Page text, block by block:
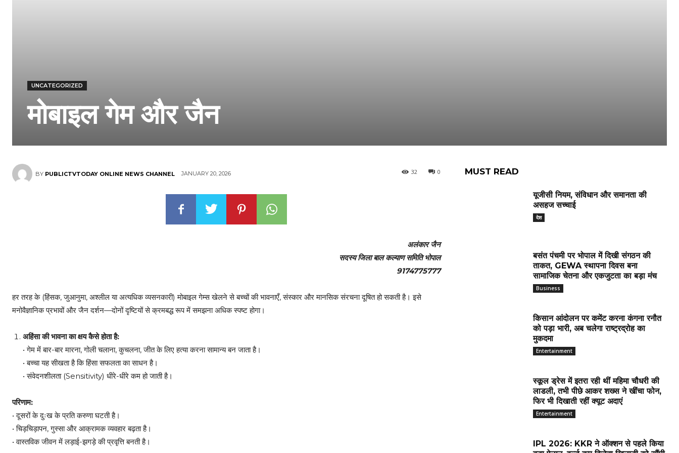
UNCATEGORIZED
मोबाइल गेम और जैन
BY PUBLICTVTODAY ONLINE NEWS CHANNEL JANUARY 20, 2026 0
32
अलंकार जैन
सदस्य जिला बाल कल्याण समिति भोपाल
9174775777
हर तरह के (हिंसक, जुआनुमा, अश्लील या अत्यधिक व्यसनकारी) मोबाइल गेम्स खेलने से बच्चों की भावनाएँ, संस्कार और मानसिक संरचना दूषित हो सकती है। इसे
मनोवैज्ञानिक प्रभावों और जैन दर्शन—दोनों दृष्टियों से क्रमबद्ध रूप में समझना अधिक स्पष्ट होगा।
अहिंसा की भावना का क्षय कैसे होता है:
• गेम में बार-बार मारना, गोली चलाना, कुचलना, जीत के लिए हत्या करना सामान्य बन जाता है।
• बच्चा यह सीखता है कि हिंसा सफलता का साधन है।
• संवेदनशीलता (Sensitivity) धीरे-धीरे कम हो जाती है।
परिणाम:
• दूसरों के दुःख के प्रति करुणा घटती है।
• चिड़चिड़ापन, गुस्सा और आक्रामक व्यवहार बढ़ता है।
• वास्तविक जीवन में लड़ाई-झगड़े की प्रवृत्ति बनती है।
MUST READ
यूजीसी नियम, संविधान और समानता की
असहज सच्चाई
देश
बसंत पंचमी पर भोपाल में दिखी संगठन की
ताकत, GEWA स्थापना दिवस बना
सामाजिक चेतना और एकजुटता का बड़ा मंच
Business
किसान आंदोलन पर कमेंट करना कंगना रनौत
को पड़ा भारी, अब चलेगा राष्ट्रद्रोह का
मुकदमा
Entertainment
स्कूल ड्रेस में इतरा रही थीं महिमा चौधरी की
लाडली, तभी पीछे आकर शख्स ने खींचा फोन,
फिर भी दिखाती रहीं क्यूट अदाएं
Entertainment
IPL 2026: KKR ने ऑक्शन से पहले किया